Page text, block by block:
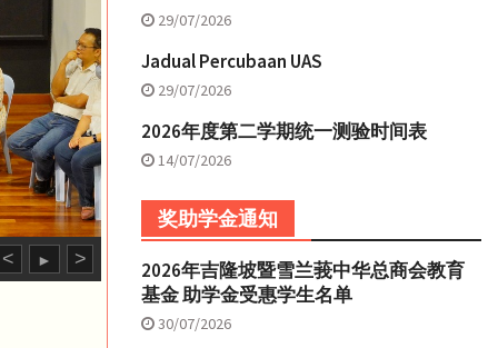
< ► >
29/07/2026
Jadual Percubaan UAS
29/07/2026
2026年度第二学期统一测验时间表
14/07/2026
奖助学金通知
2026年吉隆坡暨雪兰莪中华总商会教育
基金 助学金受惠学生名单
30/07/2026